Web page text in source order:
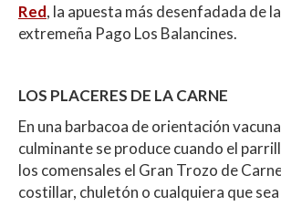
Red, la apuesta más desenfadada de
extremeña Pago Los Balancines.
LOS PLACERES DE LA CARNE
En una barbacoa de orientación
culminante se produce cuando el
los comensales el Gran Trozo de
costillar, chuletón o cualquiera que